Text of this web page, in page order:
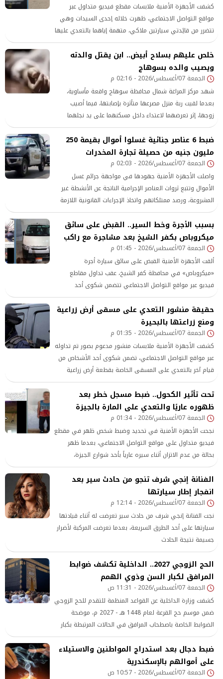
كشفت الأجهزة الأمنية ملابسات مقطع فيديو متداول عبر
مواقع التواصل الاجتماعي، ظهرت خلاله إحدى السيدات وهي
تتضرر من قائِدتي سيارتين ملاكي، متهمة إياهما بالتعدي عليها
وإحداث تلفيات بسيارتها، على خلفية خلاف نشب بينهن بسبب
أولوية المرور في أحد شوارع الجيزة.
خلص عليهم بسلاح أبيض.. ابن يقتل والدته
ويصيب والده بسوهاج
الجمعة 07/أغسطس/2026 - 02:16 م
شهد مركز المراغة شمال محافظة سوهاج واقعة مأساوية،
بعدما لقيت ربة منزل مصرعها متأثرة بإصابتها، فيما أصيب
زوجها، إثر تعرضهما لاعتداء داخل مسكنهما على يد نجلهما
باستخدام سلاح أبيض.
ضبط 6 عناصر جنائية غسلوا أموال بقيمة 250
مليون جنيه من حصيلة تجارة المخدرات
الجمعة 07/أغسطس/2026 - 02:03 م
واصلت الأجهزة الأمنية جهودها في مواجهة جرائم غسل
الأموال وتتبع ثروات العناصر الإجرامية الناتجة عن الأنشطة غير
المشروعة، ورصد ممتلكاتهم واتخاذ الإجراءات القانونية اللازمة
حيالهم
بسبب الأجرة وخط السير.. القبض على سائق
ميكروباص بكفر الشيخ بعد مشاجرة مع راكب
الجمعة 07/أغسطس/2026 - 01:45 م
ألقت الأجهزة الأمنية القبض على سائق سيارة أجرة
«ميكروباص» في محافظة كفر الشيخ، عقب تداول مقاطع
فيديو عبر مواقع التواصل الاجتماعي تتضمن شكوى أحد
الأشخاص من السائق، واتهامه بتحصيل أجرة أعلى من المقررة
وتغيير خط السير والتعدي على ركاب السيارة
حقيقة منشور التعدي على مسقى أرض زراعية
ومنع زراعتها بالبحيرة
الجمعة 07/أغسطس/2026 - 01:35 م
كشفت الأجهزة الأمنية ملابسات منشور مدعوم بصور تم تداوله
عبر مواقع التواصل الاجتماعي، تضمن شكوى أحد الأشخاص من
قيام آخر بالتعدي على المسقى الخاصة بقطعة أرض زراعية
مملوكة لوالده بدائرة مركز شرطة كوم حمادة بالبحيرة، ومنعه
من زراعتها والتعدي عليه، مع ادعائه تحرير محاضر وصدور أحكام
قضائية ضد المشكو في حقه
تحت تأثير الكحول.. ضبط مسجل خطر بعد
ظهوره عاريًا والتعدي على المارة بالجيزة
الجمعة 07/أغسطس/2026 - 01:34 م
نجحت الأجهزة الأمنية في تحديد وضبط شخص ظهر في مقطع
فيديو متداول على مواقع التواصل الاجتماعي، بعدما ظهر
بحالة من عدم الاتزان أثناء سيره عارياً بأحد شوارع الجيزة،
والتعدي لفظياً على عدد من المارة
الفنانة إنجي شرف تنجو من حادث سير بعد
انفجار إطار سيارتها
الجمعة 07/أغسطس/2026 - 12:14 م
نجت الفنانة إنجي شرف من حادث سير تعرضت له أثناء قيادتها
سيارتها على أحد الطرق السريعة، بعدما تعرضت المركبة لأضرار
جسيمة نتيجة الحادث
الحج الزوجي 2027.. الداخلية تكشف ضوابط
المرافق لكبار السن وذوي الهمم
الجمعة 07/أغسطس/2026 - 11:31 ص
كشفت وزارة الداخلية عن القواعد المنظمة للتقدم للحج الزوجي
ضمن موسم حج القرعة لعام 1448 هـ - 2027 م، موضحة
الضوابط الخاصة باصطحاب المرافق في الحالات المرتبطة بكبار
السن وذوي الهمم.
ضبط دجال بعد استدراج المواطنين والاستيلاء
على أموالهم بالإسكندرية
الجمعة 07/أغسطس/2026 - 10:57 ص